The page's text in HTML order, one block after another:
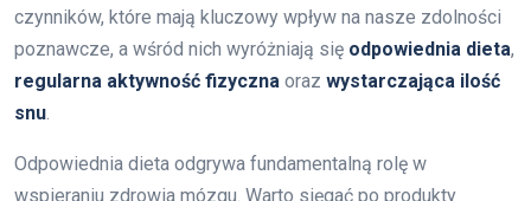
czynników, które mają kluczowy wpływ na nasze zdolności
poznawcze, a wśród nich wyróżniają się odpowiednia dieta,
regularna aktywność fizyczna oraz wystarczająca ilość
snu
Odpowiednia dieta odgrywa fundamentalną rolę w
wspieraniu zdrowia mózgu. Warto sięgać po produkty